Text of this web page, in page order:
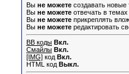
Вы не можете создавать
Вы не можете отвечать в темах
Вы не можете прикреплять
Вы не можете редактировать
BB коды Вкл.
Смайлы Вкл.
[IMG] код Вкл.
HTML код Выкл.